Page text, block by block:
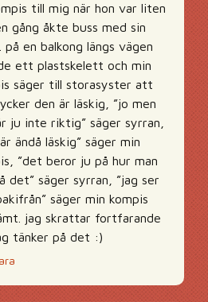
till mig när hon var liten
gång åkte buss med sin
på en balkong längs vägen
ett plastskelett och min
säger till storasyster att
den är läskig, ”jo men
ju inte riktig” säger syrran,
ändå läskig” säger min
”det beror ju på hur man
det” säger syrran, ”jag ser
säger min kompis
jag skrattar fortfarande
tänker på det :)